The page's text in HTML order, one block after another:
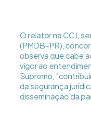
O relator na CCJ,
(PMDB-PR),
observa que cabe
vigor ao
Supremo,
da segurança
disseminação da